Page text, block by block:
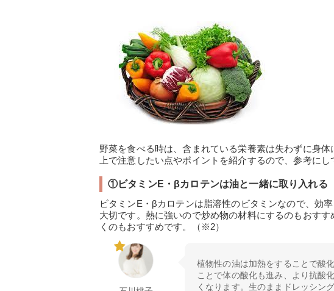
野菜を食べる時は、含まれている栄養素は失わずに身
上で注意したい点やポイントを紹介するので、参考にし
①ビタミンE・βカロテンは油と一緒に取り入れる
ビタミンE・βカロテンは脂溶性のビタミンなので、効
大切です。熱に強いので炒め物の材料にするのもおす
くのもおすすめです。（※2）
植物性の油は加熱をすることで酸
ことで体の酸化も進み、より抗酸
くなります。生のままドレッシン